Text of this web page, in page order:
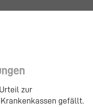
zur
gefällt.